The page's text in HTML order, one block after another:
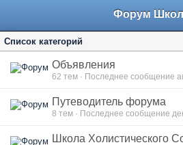
Форум
Список категорий
Объявления
62 тем · Последнее сообщение
Путеводитель форума
8 тем · Последнее сообщение
Школа Холистического